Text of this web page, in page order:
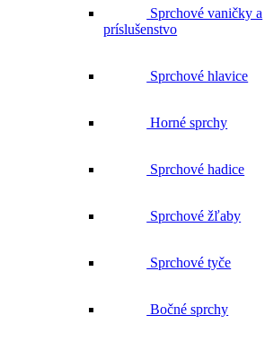
Sprchové vaničky a
príslušenstvo
Sprchové hlavice
Horné sprchy
Sprchové hadice
Sprchové žľaby
Sprchové tyče
Bočné sprchy